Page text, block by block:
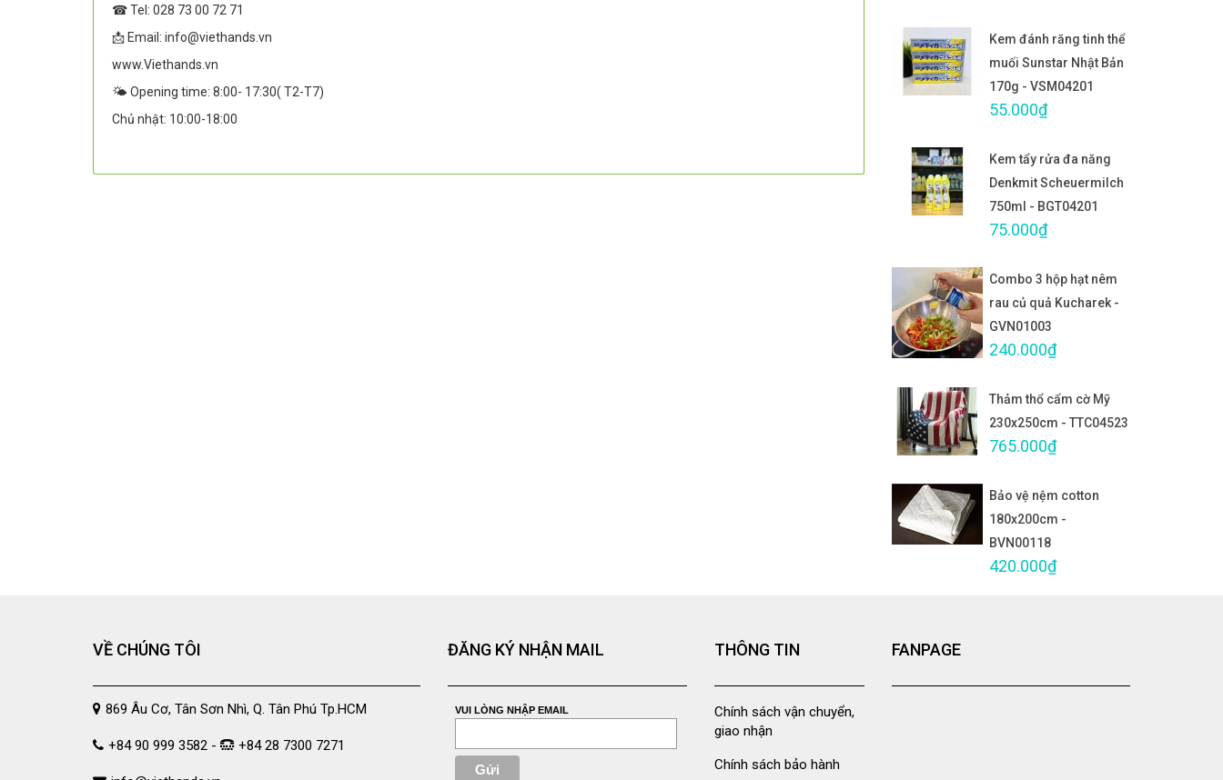
☎ Tel: 028 73 00 72 71
📩 Email: info@viethands.vn
www.Viethands.vn
🌤️ Opening time: 8:00- 17:30( T2-T7)
Chủ nhật: 10:00-18:00
Kem đánh răng tinh thể
muối Sunstar Nhật Bản
170g - VSM04201
55.000₫
Kem tẩy rửa đa năng
Denkmit Scheuermilch
750ml - BGT04201
75.000₫
Combo 3 hộp hạt nêm
rau củ quả Kucharek -
GVN01003
240.000₫
Thảm thổ cẩm cờ Mỹ
230x250cm - TTC04523
765.000₫
Bảo vệ nệm cotton
180x200cm -
BVN00118
420.000₫
VỀ CHÚNG TÔI
869 Âu Cơ, Tân Sơn Nhì, Q. Tân Phú Tp.HCM
+84 90 999 3582 - +84 28 7300 7271
ĐĂNG KÝ NHẬN MAIL
VUI LÒNG NHẬP EMAIL
THÔNG TIN
Chính sách vận chuyển,
giao nhận
Chính sách bảo hành
FANPAGE